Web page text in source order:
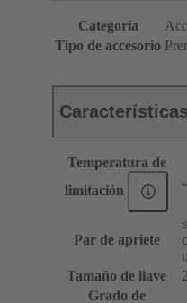
Categoría
Tipo de accesorio
Temperatura de
limitación
Par de apriete
Tamaño de llave
Grado de